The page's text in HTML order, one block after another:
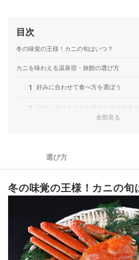
2021年7月リニューアルオープンし
えてきた旅館です。現在、fatマネ
ており、人工温泉の大浴場やWi-Fi
かに・荒磯料理 志麻
する民宿です。毎朝市場で仕入れ
とした料理長こだわりの海鮮料理
あたらしや旅館
窟風呂があり、お部屋は広めの造り
を体験できる渡し船の営業もおこ
におすすめです。
美保館｜旅館 美保館
文化財指定の館をもつ老舗割烹旅
や電灯など当時のものを使用してい
浴場からは、眼下に美保湾・大山を
目次
冬の味覚の王様！カニの旬はいつ？
カニを味わえる温泉宿・旅館の選び方
1 好みに合わせて食べ方を選ぼう
2 ブランドにもこだわるならタグ付き
カニを味わえる温泉宿・旅館全19選おすす
気になる宿が見つかったら予約サイトで詳し
全部見る
選び方
冬の味覚の王様！カニの旬